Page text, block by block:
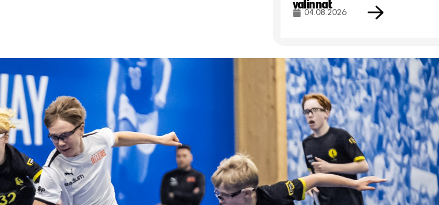
valinnat
04.08.2026